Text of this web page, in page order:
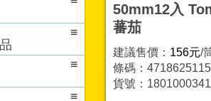
50mm12入
蕃茄
建議售價： 156元/
條碼：
貨號：1801000341